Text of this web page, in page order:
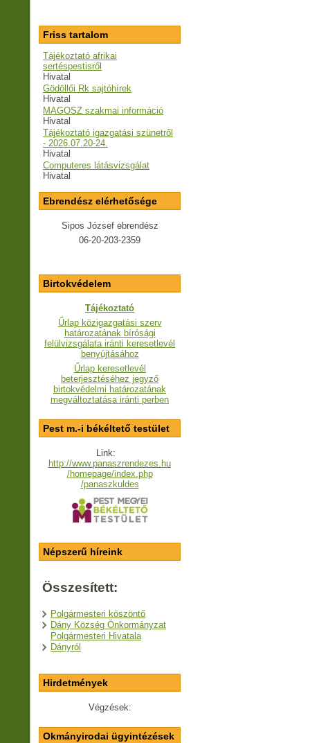
Friss tartalom
Tájékoztató afrikai
sertéspestisről
Hivatal
Gödöllői Rk sajtóhírek
Hivatal
MAGOSZ szakmai információ
Hivatal
Tájékoztató igazgatási szünetről
- 2026.07.20-24.
Hivatal
Computeres látásvizsgálat
Hivatal
Ebrendész elérhetősége
Sipos József ebrendész
06-20-203-2359
Birtokvédelem
Tájékoztató
Űrlap közigazgatási szerv
határozatának bírósági
felülvizsgálata iránti keresetlevél
benyújtásához
Űrlap keresetlevél
beterjesztéséhez jegyző
birtokvédelmi határozatának
megváltoztatása iránti perben
Pest m.-i békéltető testület
Link:
http://www.panaszrendezes.hu
/homepage/index.php
/panaszkuldes
Népszerű híreink
Összesített:
Polgármesteri köszöntő
Dány Község Önkormányzat
Polgármesteri Hivatala
Dányról
Hirdetmények
Végzések:
Okmányirodai ügyintézések